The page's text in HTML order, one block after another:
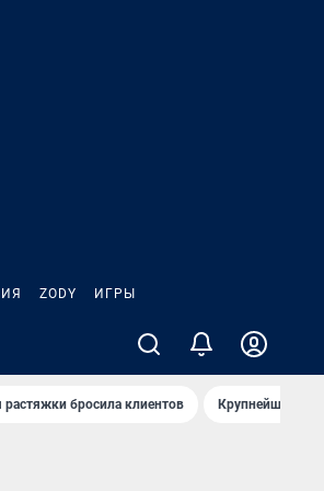
ZODY ИГРЫ
растяжки бросила клиентов Крупнейшие